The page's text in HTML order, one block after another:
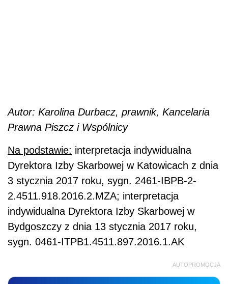
Autor: Karolina Durbacz, prawnik, Kancelaria
Prawna Piszcz i Wspólnicy
Na podstawie: interpretacja indywidualna
Dyrektora Izby Skarbowej w Katowicach z dnia
3 stycznia 2017 roku, sygn. 2461-IBPB-2-
2.4511.918.2016.2.MZA; interpretacja
indywidualna Dyrektora Izby Skarbowej w
Bydgoszczy z dnia 13 stycznia 2017 roku,
sygn. 0461-ITPB1.4511.897.2016.1.AK
AUTOPROMOCJA